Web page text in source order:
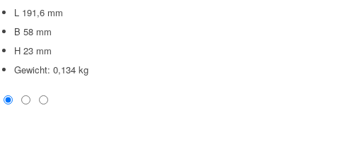
L 191,6 mm
B 58 mm
H 23 mm
Gewicht: 0,134 kg